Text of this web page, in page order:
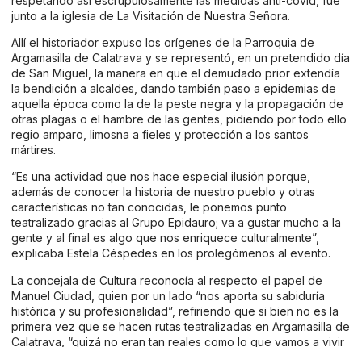
junto a la iglesia de La Visitación de Nuestra Señora.
Allí el historiador expuso los orígenes de la Parroquia de
Argamasilla de Calatrava y se representó, en un pretendido día
de San Miguel, la manera en que el demudado prior extendía
la bendición a alcaldes, dando también paso a epidemias de
aquella época como la de la peste negra y la propagación de
otras plagas o el hambre de las gentes, pidiendo por todo ello
regio amparo, limosna a fieles y protección a los santos
mártires.
“Es una actividad que nos hace especial ilusión porque,
además de conocer la historia de nuestro pueblo y otras
características no tan conocidas, le ponemos punto
teatralizado gracias al Grupo Epidauro; va a gustar mucho a la
gente y al final es algo que nos enriquece culturalmente”,
explicaba Estela Céspedes en los prolegómenos al evento.
La concejala de Cultura reconocía al respecto el papel de
Manuel Ciudad, quien por un lado “nos aporta su sabiduría
histórica y su profesionalidad”, refiriendo que si bien no es la
primera vez que se hacen rutas teatralizadas en Argamasilla de
Calatrava, “quizá no eran tan reales como lo que vamos a vivir